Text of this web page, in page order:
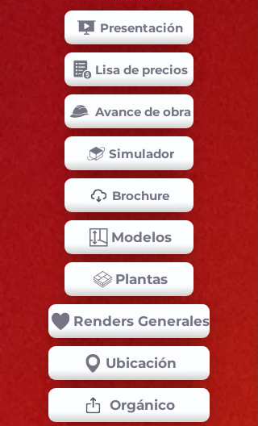
Presentación
Lisa de precios
Avance de obra
Simulador
Brochure
Modelos
Plantas
Renders Generales
Ubicación
Orgánico